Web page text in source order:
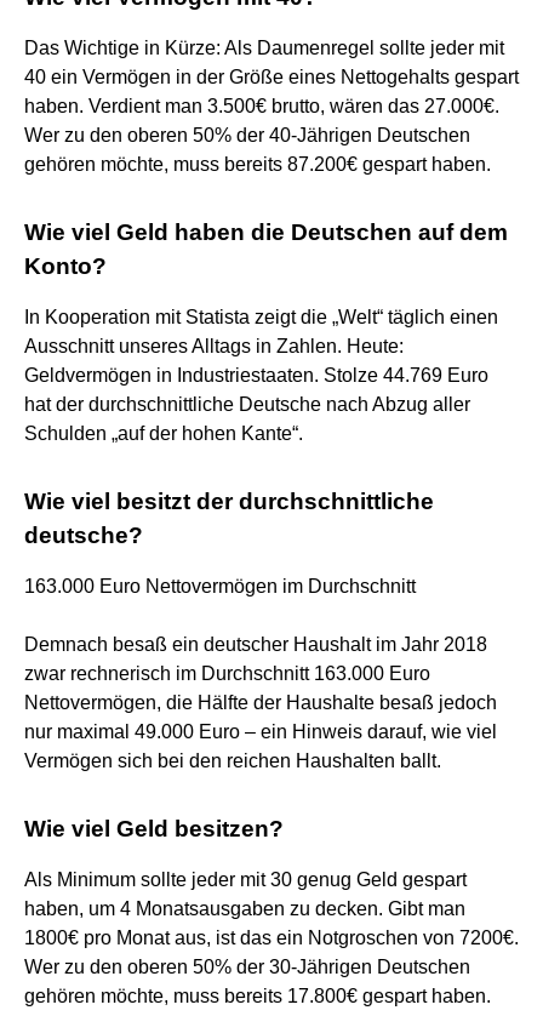
Das Wichtige in Kürze: Als Daumenregel sollte jeder mit
40 ein Vermögen in der Größe eines Nettogehalts gespart
haben. Verdient man 3.500€ brutto, wären das 27.000€.
Wer zu den oberen 50% der 40-Jährigen Deutschen
gehören möchte, muss bereits 87.200€ gespart haben.
Wie viel Geld haben die Deutschen auf dem
Konto?
In Kooperation mit Statista zeigt die „Welt“ täglich einen
Ausschnitt unseres Alltags in Zahlen. Heute:
Geldvermögen in Industriestaaten. Stolze 44.769 Euro
hat der durchschnittliche Deutsche nach Abzug aller
Schulden „auf der hohen Kante“.
Wie viel besitzt der durchschnittliche
deutsche?
163.000 Euro Nettovermögen im Durchschnitt
Demnach besaß ein deutscher Haushalt im Jahr 2018
zwar rechnerisch im Durchschnitt 163.000 Euro
Nettovermögen, die Hälfte der Haushalte besaß jedoch
nur maximal 49.000 Euro – ein Hinweis darauf, wie viel
Vermögen sich bei den reichen Haushalten ballt.
Wie viel Geld besitzen?
Als Minimum sollte jeder mit 30 genug Geld gespart
haben, um 4 Monatsausgaben zu decken. Gibt man
1800€ pro Monat aus, ist das ein Notgroschen von 7200€.
Wer zu den oberen 50% der 30-Jährigen Deutschen
gehören möchte, muss bereits 17.800€ gespart haben.